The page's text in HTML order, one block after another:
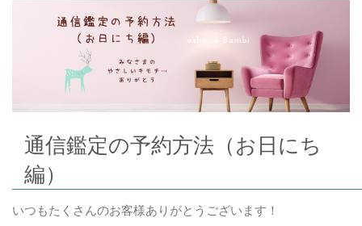
通信鑑定の予約方法（お日にち
編）
いつもたくさんのお客様ありがとうございます！